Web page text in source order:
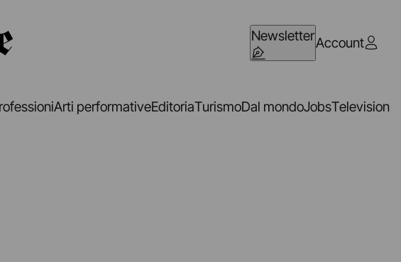
NewsletterAccount
Arti performativeEditoriaTurismoDal mondoJobsTelevision